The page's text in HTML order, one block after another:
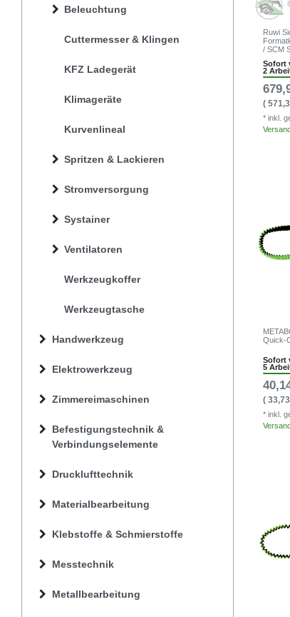
Handwerkzeug
Elektrowerkzeug
Zimmereimaschinen
Befestigungstechnik &
Verbindungselemente
Drucklufttechnik
Materialbearbeitung
Klebstoffe & Schmierstoffe
Beleuchtung
Cuttermesser & Klingen
KFZ Ladegerät
Klimageräte
Kurvenlineal
Spritzen & Lackieren
Stromversorgung
Systainer
Ventilatoren
Werkzeugkoffer
Werkzeugtasche
Messtechnik
Metallbearbeitung
Ruwi
/ SCM
Sofort
2
(
* inkl.
Quick-
Sofort
5
(
* inkl.